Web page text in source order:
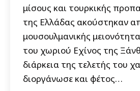
μίσους και τουρκικής
της Ελλάδας ακούστηκαν
μουσουλμανικής
του χωριού Εχίνος της
διάρκεια της τελετής του
διοργάνωσε και φέτος…